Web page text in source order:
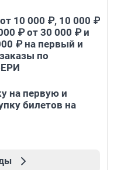
10 000 ₽, 10 000 ₽
₽ от 30 000 ₽ и
₽ на первый и
по
на первую и
билетов на